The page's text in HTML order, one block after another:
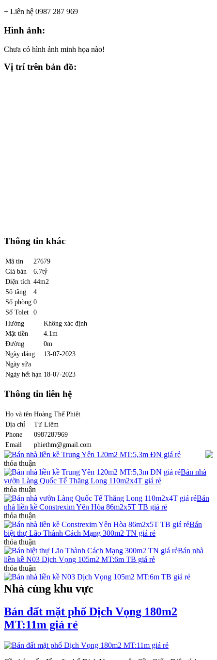
+ Liên hệ 0987 287 969
Hình ảnh:
Chưa có hình ảnh minh họa nào!
Vị trí trên bản đồ:
Thông tin khác
Mã tin
27679
Giá bán
6.7tỷ
Diện tích 44m2
Số tầng
4
Số phòng 0
Số Tolet
0
Hướng
Không xác định
Mặt tiền
4.1m
Đường
0m
Ngày đăng
13-07-2023
Ngày sửa
Ngày hết hạn 18-07-2023
Thông tin liên hệ
Họ và tên Hoàng Thế Phiệt
Địa chỉ
Từ Liêm
Phone
0987287969
Email
phiethm@gmail.com
Bán nhà liền kề Trung Yên 120m2 MT:5,3m ĐN giá rẻ
thỏa thuận
Bán nhà
vườn Làng Quốc Tế Thăng Long 110m2x4T giá rẻ
thỏa thuận
Bán
nhà liền kề Constrexim Yên Hòa 86m2x5T TB giá rẻ
thỏa thuận
Bán
biệt thự Lão Thành Cách Mạng 300m2 TN giá rẻ
thỏa thuận
Bán nhà
liền kề N03 Dịch Vọng 105m2 MT:6m TB giá rẻ
thỏa thuận
Nhà cùng khu vực
Bán đất mặt phố Dịch Vọng 180m2
MT:11m giá rẻ